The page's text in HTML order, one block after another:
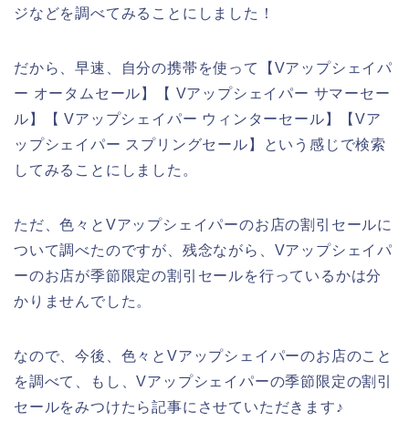
ジなどを調べてみることにしました！
だから、早速、自分の携帯を使って【Vアップシェイパ
ー オータムセール】【 Vアップシェイパー サマーセー
ル】【 Vアップシェイパー ウィンターセール】【Vア
ップシェイパー スプリングセール】という感じで検索
してみることにしました。
ただ、色々とVアップシェイパーのお店の割引セールに
ついて調べたのですが、残念ながら、Vアップシェイパ
ーのお店が季節限定の割引セールを行っているかは分
かりませんでした。
なので、今後、色々とVアップシェイパーのお店のこと
を調べて、もし、Vアップシェイパーの季節限定の割引
セールをみつけたら記事にさせていただきます♪